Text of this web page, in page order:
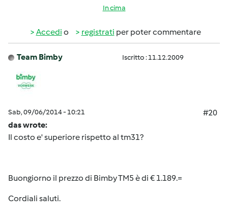
In cima
Accedi o registrati per poter commentare
Team Bimby Iscritto : 11.12.2009
Sab, 09/06/2014 - 10:21
#20
das wrote:
Il costo e' superiore rispetto al tm31?
Buongiorno il prezzo di Bimby TM5 è di € 1.189.=
Cordiali saluti.